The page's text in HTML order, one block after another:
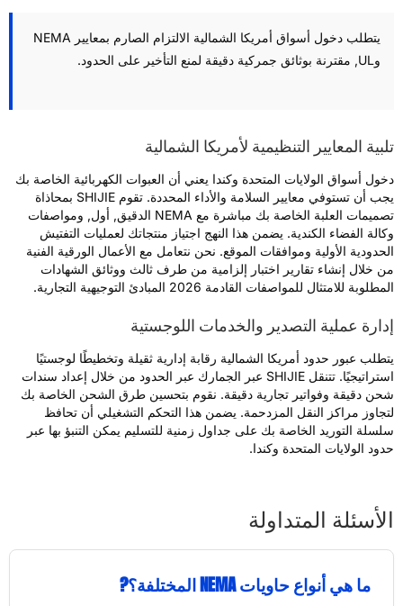
يتطلب دخول أسواق أمريكا الشمالية الالتزام الصارم بمعايير NEMA
المعايير التنظيمية لأمريكا الشمالية
أسواق الولايات المتحدة وكندا يعني أن العبوات الكهربائية الخاصة بك
يجب أن تستوفي معايير السلامة والأداء المحددة. تقوم SHIJIE بمحاذاة
تصميمات العلبة الخاصة بك مباشرة مع NEMA الدقيق, أول, ومواصفات
الفضاء الكندية. يضمن هذا النهج اجتياز منتجاتك لعمليات التفتيش
الأولية وموافقات الموقع. نحن نتعامل مع الأعمال الورقية الفنية
خلال إنشاء تقارير اختبار إلزامية من طرف ثالث ووثائق الشهادات
للامتثال للمواصفات القادمة 2026 المبادئ التوجيهية التجارية.
عملية التصدير والخدمات اللوجستية
عبور حدود أمريكا الشمالية رقابة إدارية ثقيلة وتخطيطًا لوجستيًا
استراتيجيًا. تتنقل SHIJIE عبر الجمارك عبر الحدود من خلال إعداد سندات
دقيقة وفواتير تجارية دقيقة. نقوم بتحسين طرق الشحن الخاصة بك
مراكز النقل المزدحمة. يضمن هذا التحكم التشغيلي أن تحافظ
التوريد الخاصة بك على جداول زمنية للتسليم يمكن التنبؤ بها عبر
الولايات المتحدة وكندا.
المتداولة
ما هي أنواع حاويات NEMA المختلفة؟?